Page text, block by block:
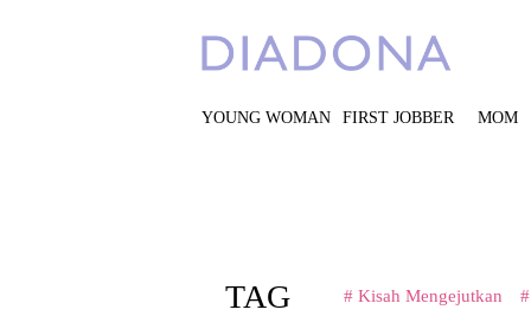
YOUNG WOMAN FIRST JOBBER MOM
TAG # Kisah Mengejutkan